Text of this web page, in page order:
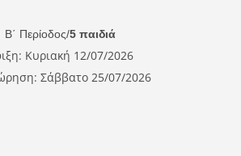
Β΄ Περίοδος/5 παιδιά
Κυριακή 12/07/2026
Σάββατο 25/07/2026